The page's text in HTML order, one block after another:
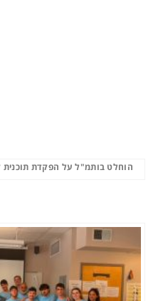
הוחלט בותמ"ל על הפקדת תוכנית